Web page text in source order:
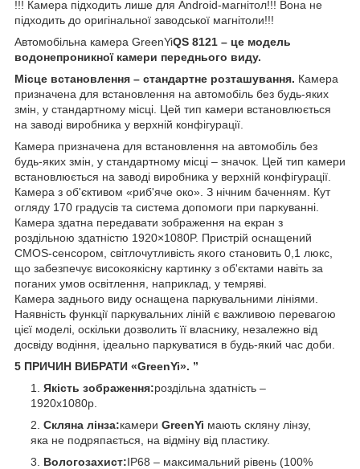
!!! Камера підходить лише для Android-магнітол!!! Вона не
підходить до оригінальної заводської магнітоли!!!
Автомобільна камера GreenYiQS 8121 – це модель
водонепроникної камери переднього виду.
Місце встановлення – стандартне розташування. Камера
призначена для встановлення на автомобіль без будь-яких
змін, у стандартному місці. Цей тип камери встановлюється
на заводі виробника у верхній конфігурації.
Камера призначена для встановлення на автомобіль без
будь-яких змін, у стандартному місці – значок. Цей тип камери
встановлюється на заводі виробника у верхній конфігурації.
Камера з об'єктивом «риб'яче око». З нічним баченням. Кут
огляду 170 градусів та система допомоги при паркуванні.
Камера здатна передавати зображення на екран з
роздільною здатністю 1920×1080P. Пристрій оснащений
CMOS-сенсором, світлочутливість якого становить 0,1 люкс,
що забезпечує високоякісну картинку з об'єктами навіть за
поганих умов освітлення, наприклад, у темряві.
Камера заднього виду оснащена паркувальними лініями.
Наявність функції паркувальних ліній є важливою перевагою
цієї моделі, оскільки дозволить її власнику, незалежно від
досвіду водіння, ідеально паркуватися в будь-який час доби.
5 ПРИЧИН ВИБРАТИ «GreenYi». ”
Якість зображення:роздільна здатність –
1920x1080p.
Скляна лінза:камери GreenYi мають скляну лінзу,
яка не подряпається, на відміну від пластику.
Вологозахист:IP68 – максимальний рівень (100%